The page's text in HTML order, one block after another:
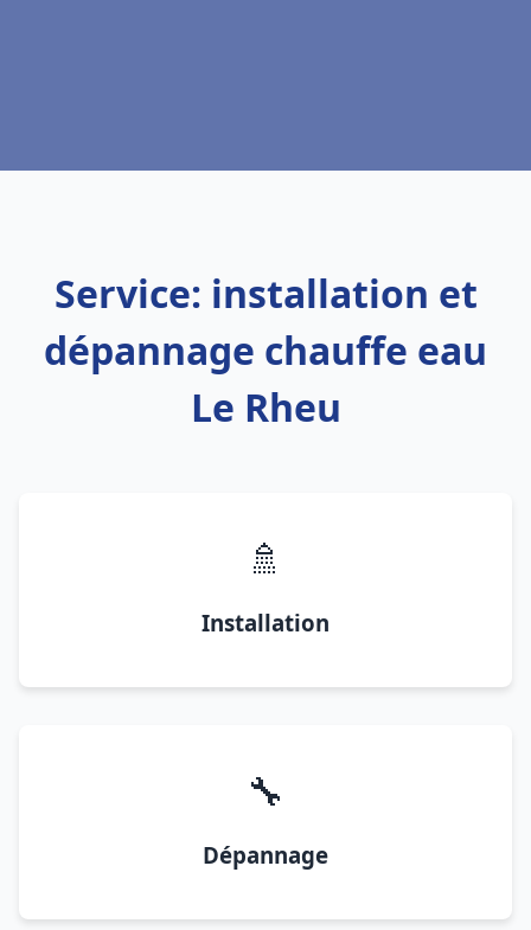
Service: installation et
dépannage chauffe eau
Le Rheu
🚿
Installation
🔧
Dépannage